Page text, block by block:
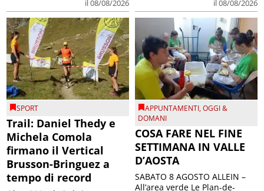
il 08/08/2026 il 08/08/2026
SPORT
Trail: Daniel Thedy e
Michela Comola
firmano il Vertical
Brusson-Bringuez a
tempo di record
APPUNTAMENTI,OGGI &
DOMANI
COSA FARE NEL FINE
SETTIMANA IN VALLE
D’AOSTA
SABATO 8 AGOSTO ALLEIN –
All’area verde Le Plan-de-